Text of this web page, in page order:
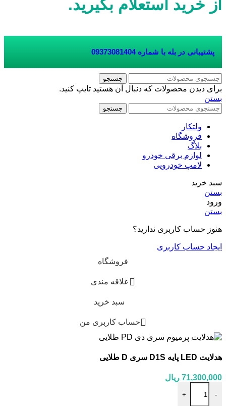
از خرید استعلام بگیرید.
پشتیبانی در بله با شماره 09373081404
جستجو
برای دیدن محصولات که دنبال آن هستید تایپ کنید.
بستن
جستجو
ولتکار
فروشگاه
بلاگ
لوازم برقی خودرو
لامپ خودرویی
سبد خرید
بستن
ورود
بستن
هنوز حساب کاربری ندارید؟
ایجاد حساب کاربری
فروشگاه
علاقه مندی
سبد خرید
حساب کاربری من
هدلایت LED پایه D1S سری D طلایی
71,300,000 ریال
-
+